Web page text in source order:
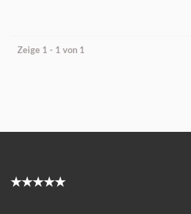
Zeige 1 - 1 von 1
★★★★★